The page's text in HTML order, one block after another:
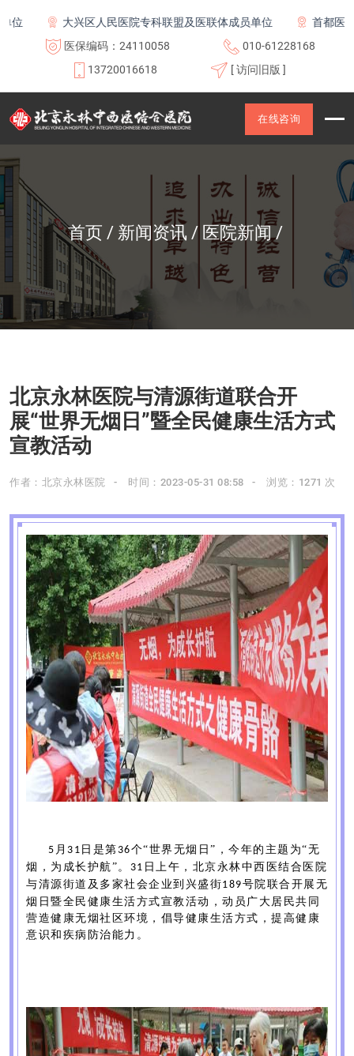
大兴区人民医院专科联盟及医联体成员单位
首都医科大学
医保编码：24110058
010-61228168
13720016618
[ 访问旧版 ]
在线咨询
首页 新闻资讯 医院新闻
北京永林医院与清源街道联合开
展“世界无烟日”暨全民健康生活方式
宣教活动
作者：北京永林医院 时间：2023-05-31 08:58 浏览：1271 次
5 月 31 日是第 36个“世界无烟日”， 今年的主题为“无
烟，为成长护航 ”。 31 日上午，北京永林中西医结合医院
与清源街道及多家社会企业到兴盛街189号院联合开展无
烟日暨全民健康生活方式宣教活动，动员广大居民共同
营造健康无烟社区环境，倡导健康生活方式，提高健康
意识和疾病防治能力。